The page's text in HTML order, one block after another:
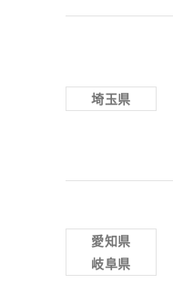
埼玉県
愛知県
岐阜県